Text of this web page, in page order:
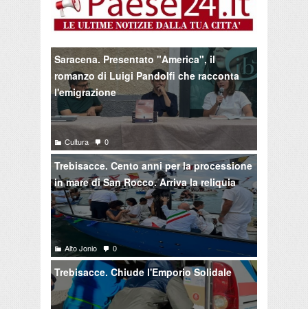
Saracena. Presentato "America", il
romanzo di Luigi Pandolfi che racconta
l'emigrazione
Cultura 0
Trebisacce. Cento anni per la processione
in mare di San Rocco. Arriva la reliquia
Alto Jonio 0
Trebisacce. Chiude l'Emporio Solidale